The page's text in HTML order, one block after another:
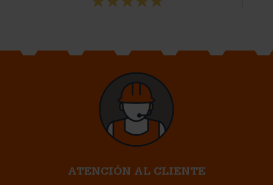
ATENCIÓN AL CLIENTE